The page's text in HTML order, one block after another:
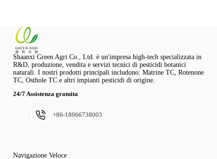
Shaanxi Green Agri Co., Ltd. è un'impresa high-tech specializzata in
R&D, produzione, vendita e servizi tecnici di pesticidi botanici
naturali. I nostri prodotti principali includono: Matrine TC, Rotenone
TC, Osthole TC e altri impianti pesticidi di origine.
24/7 Assistenza gratuita
+86-18966738003
Navigazione Veloce